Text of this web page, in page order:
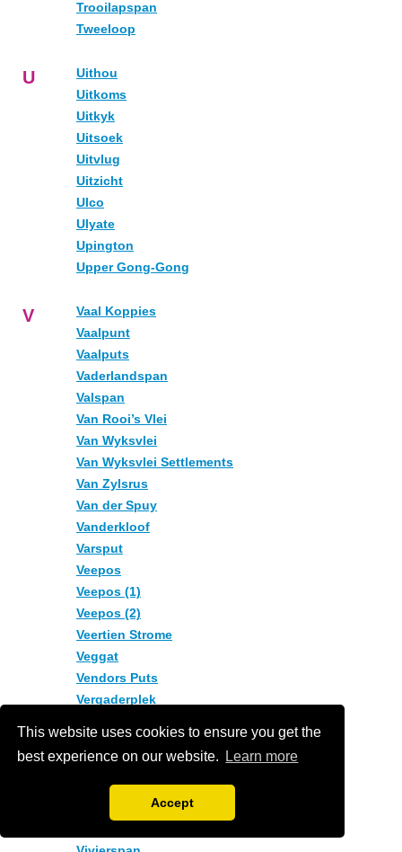
This website uses cookies to ensure you get the
best experience on our website.
Learn more
Accept
Trooilapspan
Tweeloop
U
Uithou
Uitkoms
Uitkyk
Uitsoek
Uitvlug
Uitzicht
Ulco
Ulyate
Upington
Upper Gong-Gong
V
Vaal Koppies
Vaalpunt
Vaalputs
Vaderlandspan
Valspan
Van Rooi’s Vlei
Van Wyksvlei
Van Wyksvlei Settlements
Van Zylsrus
Van der Spuy
Vanderkloof
Varsput
Veepos
Veepos (1)
Veepos (2)
Veertien Strome
Veggat
Vendors Puts
Vergaderplek
Verneukpan
Verschep